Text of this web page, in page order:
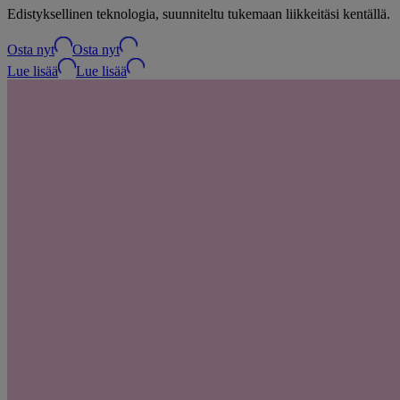
Edistyksellinen teknologia, suunniteltu tukemaan liikkeitäsi kentällä.
Osta nyt
Osta nyt
Lue lisää
Lue lisää